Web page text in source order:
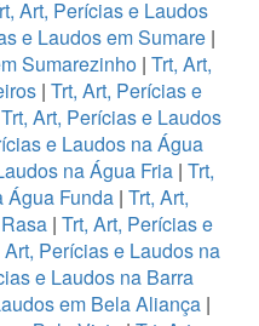
Art, Perícias e Laudos
e Laudos em Sumare |
Sumarezinho| Trt, Art,
| Trt, Art, Perícias e
Trt, Art, Perícias e Laudos
e Laudos na Água
na Água Fria | Trt,
Água Funda| Trt, Art,
| Trt, Art, Perícias e
Art, Perícias e Laudos na
e Laudos na Barra
em Bela Aliança |